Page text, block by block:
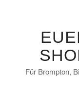
Für Brompton,